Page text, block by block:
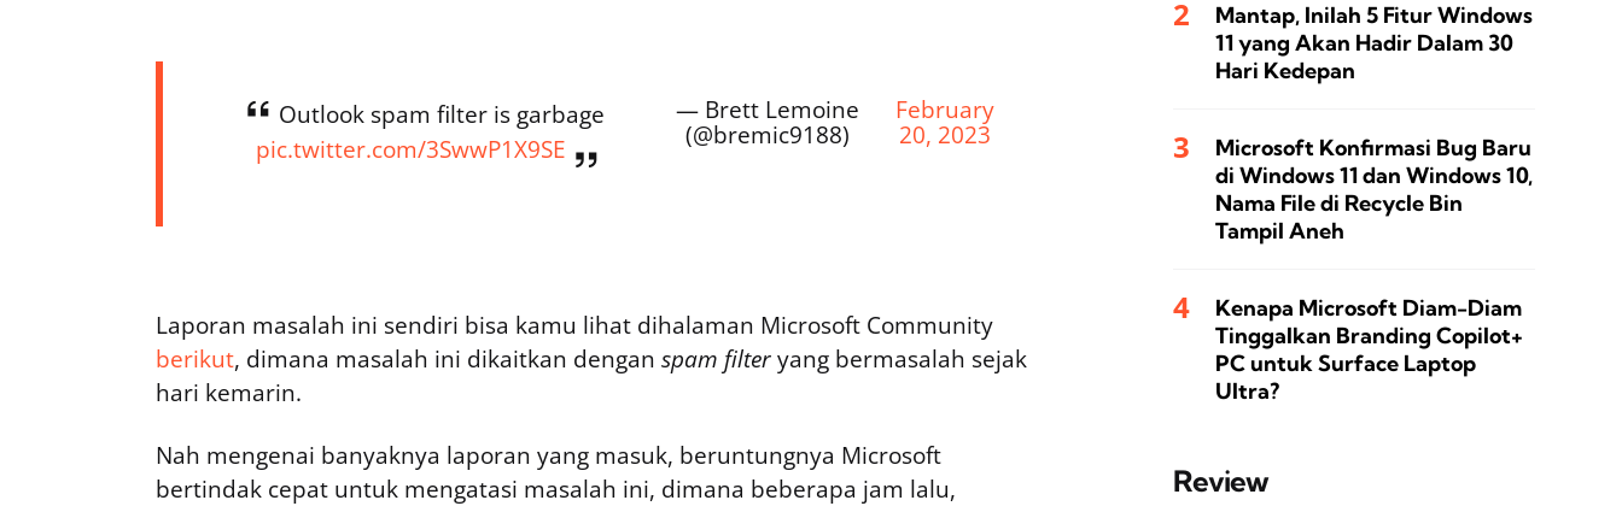
Outlook spam filter is garbage
pic.twitter.com/3SwwP1X9SE
— Brett Lemoine
(@bremic9188)
February
20, 2023
Laporan masalah ini sendiri bisa kamu lihat dihalaman Microsoft Community
berikut, dimana masalah ini dikaitkan dengan spam filteryang bermasalah sejak
hari kemarin.
Nah mengenai banyaknya laporan yang masuk, beruntungnya Microsoft
bertindak cepat untuk mengatasi masalah ini, dimana beberapa jam lalu,
Mantap, Inilah 5 Fitur Windows
11 yang Akan Hadir Dalam 30
Hari Kedepan
Microsoft Konfirmasi Bug Baru
di Windows 11 dan Windows 10,
Nama File di Recycle Bin
Tampil Aneh
Kenapa Microsoft Diam-Diam
Tinggalkan Branding Copilot+
PC untuk Surface Laptop
Ultra?
Review